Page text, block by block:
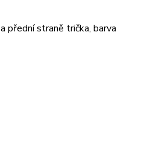
přední straně trička, barva